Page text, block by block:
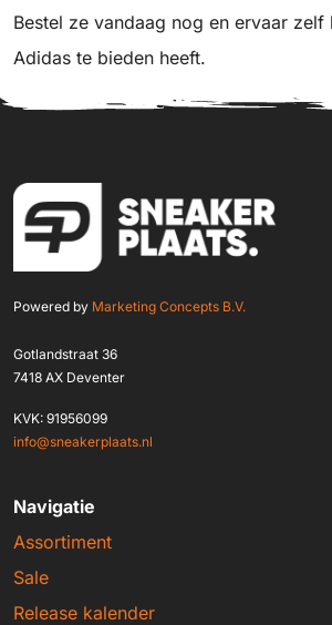
Bestel ze vandaag nog en ervaar zelf
Adidas te bieden heeft.
Powered by Marketing Concepts B.V.
Gotlandstraat 36
7418 AX Deventer
KVK: 91956099
info@sneakerplaats.nl
Navigatie
Assortiment
Sale
Release kalender